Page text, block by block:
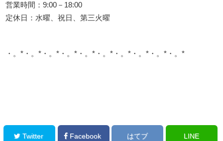
営業時間：9:00－18:00
定休日：水曜、祝日、第三火曜
・。*・。*・。*・。*・。*・。*・。*・。*・。*・。*
Twitter Facebook はてブ LINE